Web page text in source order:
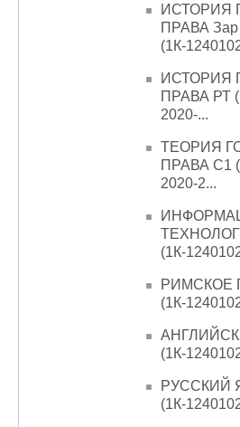
ИСТОРИЯ
ПРАВА Зар
(1К-
ИСТОРИЯ
ПРАВА РТ
2020-...
ТЕОРИЯ
ПРАВА С1
2020-2...
(1К-
РИМСКОЕ
(1К-
(1К-
РУССКИЙ
(1К-